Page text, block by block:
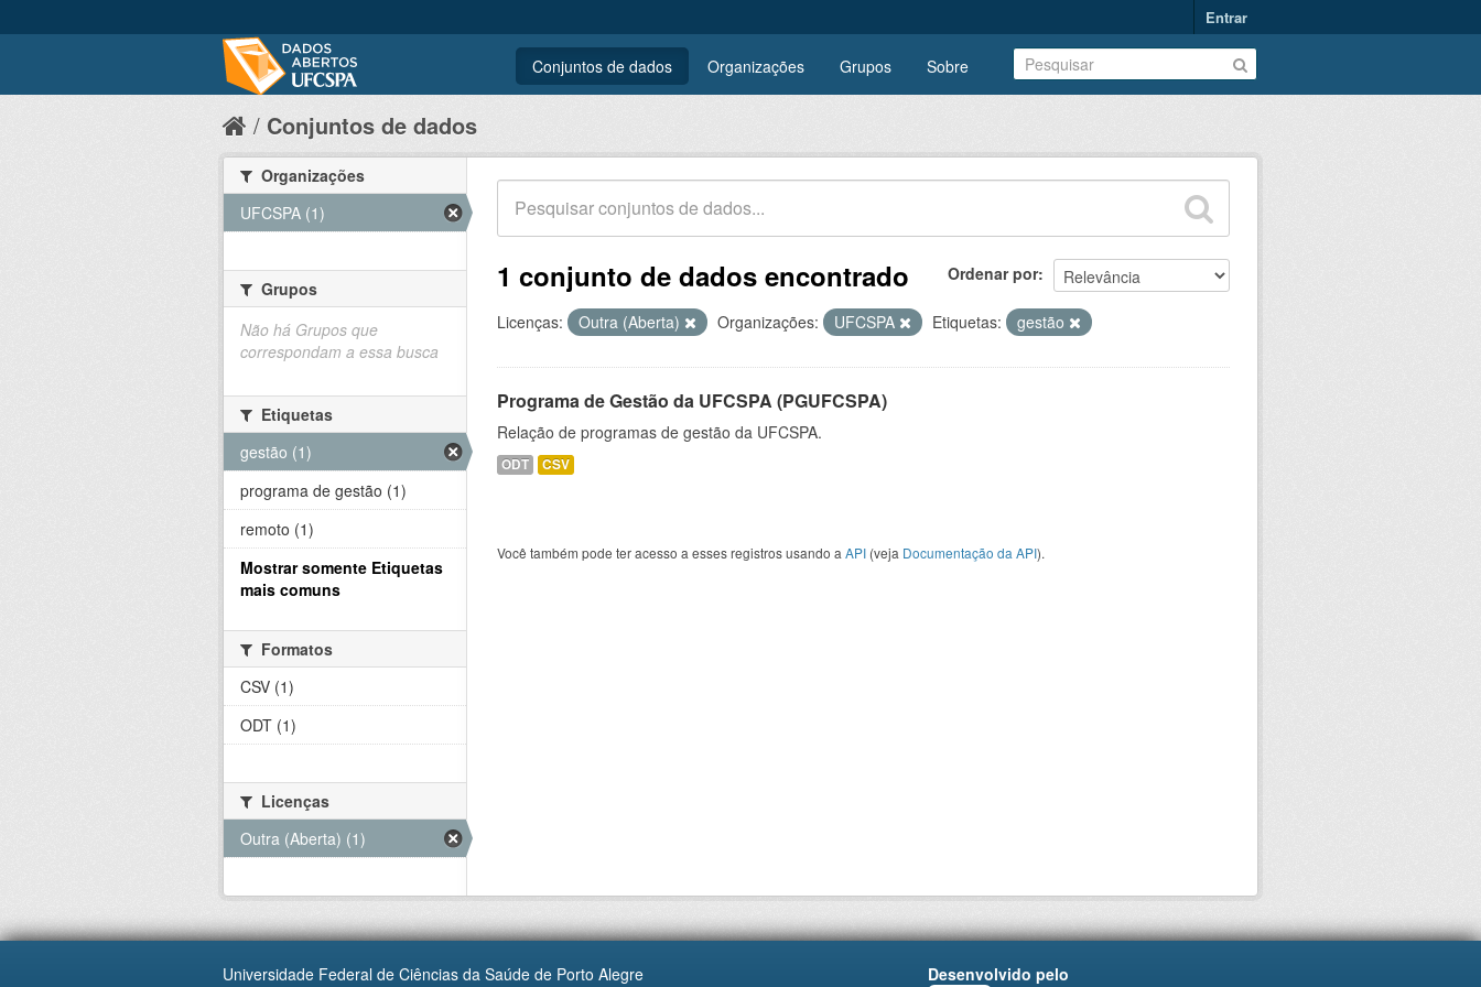
Entrar
Conjuntos de dados Organizações Grupos Sobre
Conjuntos de dados
Ordenar por
1 conjunto de dados encontrado
Licenças: Outra (Aberta) Organizações: UFCSPA Etiquetas: gestão
Programa de Gestão da UFCSPA (PGUFCSPA)
Relação de programas de gestão da UFCSPA.
ODT CSV
Você também pode ter acesso a esses registros usando a API (veja Documentação da API).
Organizações
UFCSPA (1)
Grupos
Não há Grupos que
correspondam a essa busca
Etiquetas
gestão (1)
programa de gestão (1)
remoto (1)
Mostrar somente Etiquetas
mais comuns
Formatos
CSV (1)
ODT (1)
Licenças
Outra (Aberta) (1)
Universidade Federal de Ciências da Saúde de Porto Alegre Desenvolvido pelo